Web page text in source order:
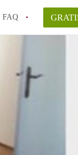
FAQ
op een Kamer in
KamersEindhoven?